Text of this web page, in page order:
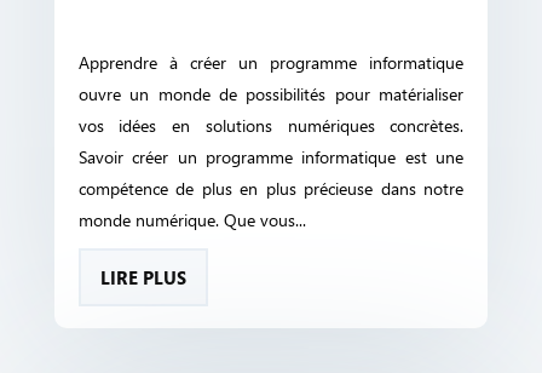
Apprendre à créer un programme informatique
ouvre un monde de possibilités pour matérialiser
vos idées en solutions numériques concrètes.
Savoir créer un programme informatique est une
compétence de plus en plus précieuse dans notre
monde numérique. Que vous...
LIRE PLUS